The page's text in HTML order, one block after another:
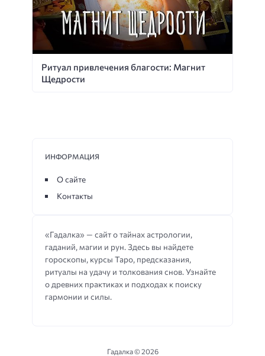
Ритуал привлечения благости: Магнит
Щедрости
«Гадалка» — сайт о тайнах астрологии,
гаданий, магии и рун. Здесь вы найдете
гороскопы, курсы Таро, предсказания,
ритуалы на удачу и толкования снов. Узнайте
о древних практиках и подходах к поиску
гармонии и силы.
ИНФОРМАЦИЯ
О сайте
Контакты
Гадалка ©2026